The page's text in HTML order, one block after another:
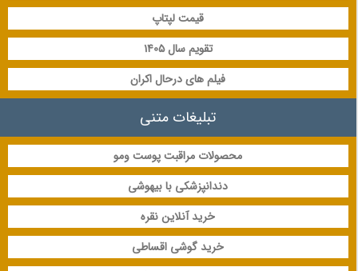
قیمت لپتاپ
تقویم سال 1405
فیلم های درحال اکران
تبلیغات متنی
محصولات مراقبت پوست ومو
دندانپزشکی با بیهوشی
خرید آنلاین نقره
خرید گوشی اقساطی